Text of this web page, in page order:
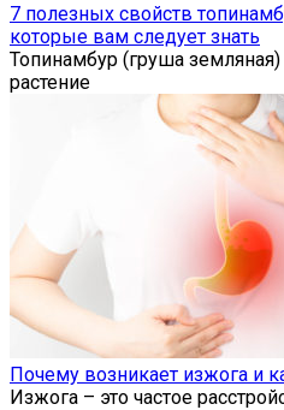
7 полезных свойств
которые вам следует знать
Топинамбур (груша
растение
Почему возникает изжога и
Изжога – это частое